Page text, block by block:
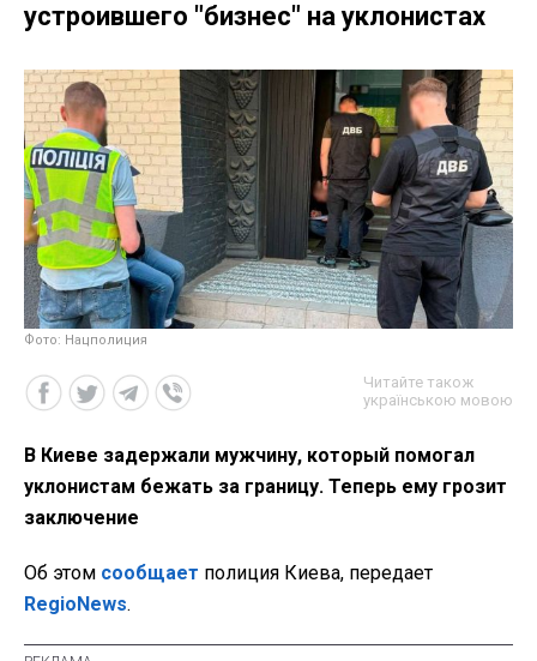
устроившего "бизнес" на уклонистах
Фото: Нацполиция
Читайте також
українською мовою
В Киеве задержали мужчину, который помогал
уклонистам бежать за границу. Теперь ему грозит
заключение
Об этом сообщает полиция Киева, передает
RegioNews.